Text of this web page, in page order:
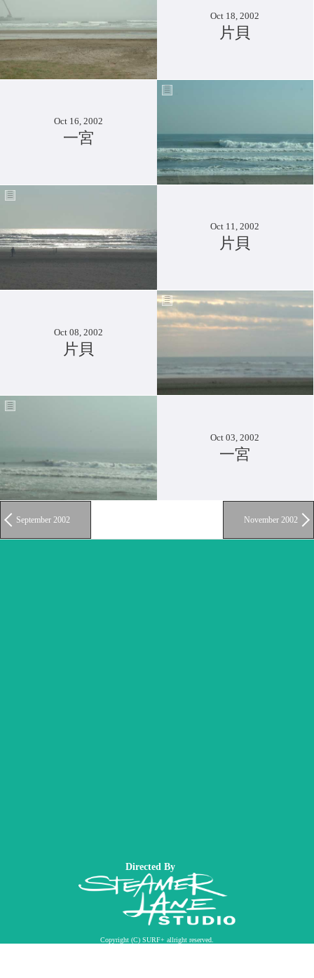
Oct 18, 2002
片貝
Oct 16, 2002
一宮
Oct 11, 2002
片貝
Oct 08, 2002
片貝
Oct 03, 2002
一宮
September 2002 November 2002
Directed By
Copyright (C) SURF+ allright reserved.